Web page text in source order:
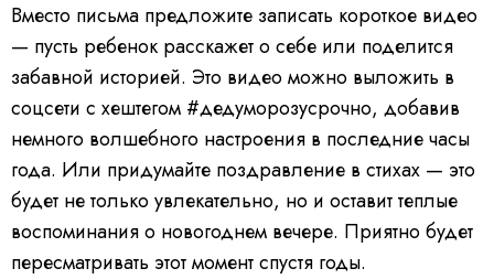
Вместо письма предложите записать короткое видео
— пусть ребенок расскажет о себе или поделится
забавной историей. Это видео можно выложить в
соцсети с хештегом #дедуморозусрочно, добавив
немного волшебного настроения в последние часы
года. Или придумайте поздравление в стихах — это
будет не только увлекательно, но и оставит теплые
воспоминания о новогоднем вечере. Приятно будет
пересматривать этот момент спустя годы.